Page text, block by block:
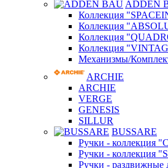
ADDEN
Коллекция
Коллекция
Коллекция
Коллекция
Механизмы/
ARCHIE
ARCHIE
VERGE
GENESIS
SILLUR
BUSSARE
Ручки - коллекция
Ручки - коллекция
Ручки - раздвижные